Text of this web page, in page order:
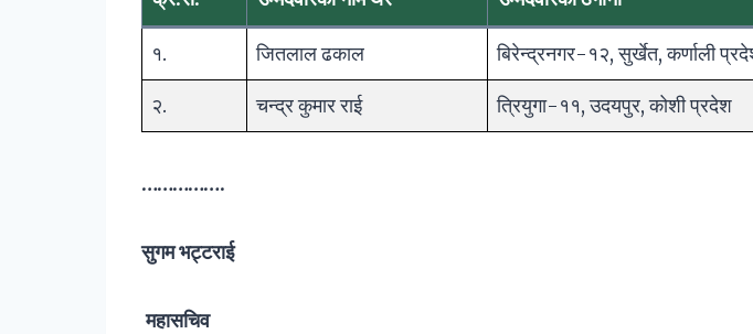
१. जितलाल ढकाल बिरेन्द्रनगर-१२, सुर्खेत, कर्णाली
२. चन्द्र कुमार राई त्रियुगा-११, उदयपुर, कोशी प्रदेश
…………….
सुगम भट्टराई
महासचिव